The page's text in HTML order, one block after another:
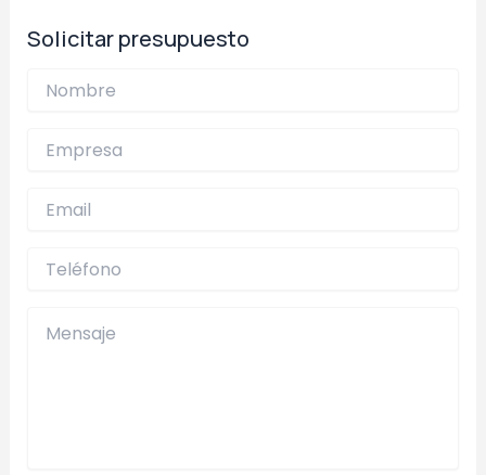
Solicitar presupuesto